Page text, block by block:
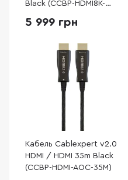
Black (CCBP-HDMI8K-
5 999 грн
Кабель Cablexpert v2.0
HDMI / HDMI 35m Black
(CCBP-HDMI-AOC-35M)